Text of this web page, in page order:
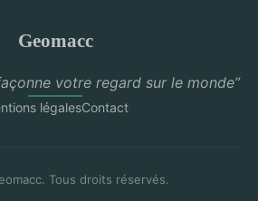
Geomacc
votre regard sur le monde”
légalesContact
Tous droits réservés.